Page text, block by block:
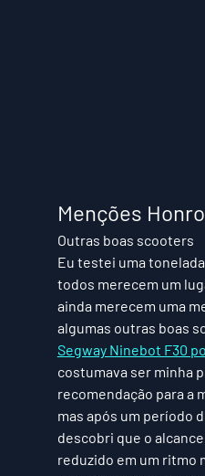
Menções
Outras boas scooters
Eu testei uma
todos merecem um
ainda merecem uma
algumas outras boas
Segway Ninebot F30
costumava ser minha
recomendação para a
mas após um período
descobri que o
reduzido em um ritmo